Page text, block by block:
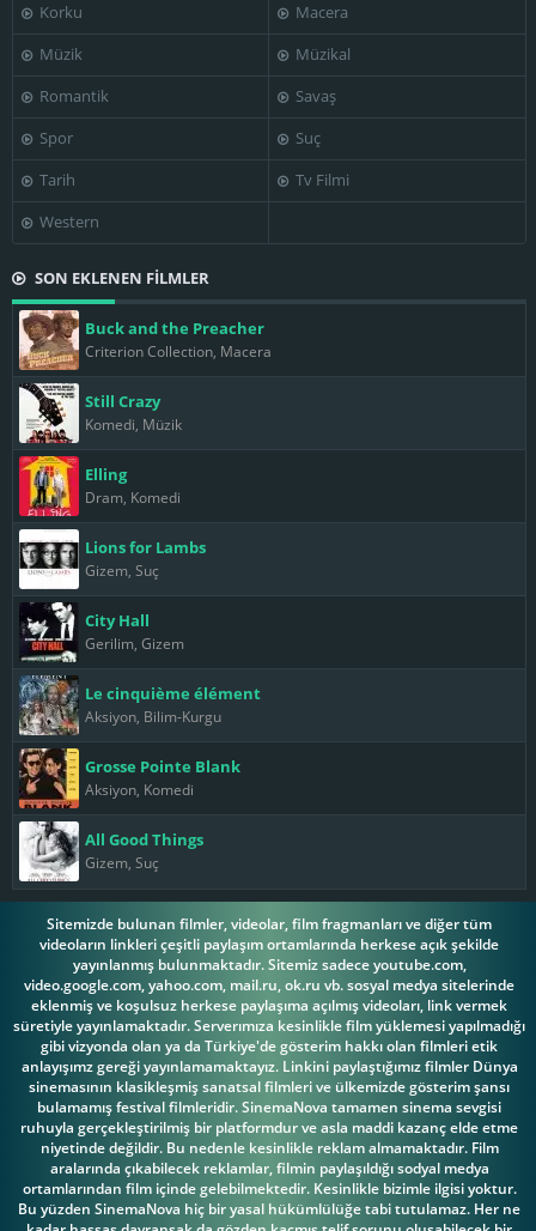
Korku
Macera
Müzik
Müzikal
Romantik
Savaş
Spor
Suç
Tarih
Tv Filmi
Western
SON EKLENEN FİLMLER
Buck and the Preacher
Criterion Collection, Macera
Still Crazy
Komedi, Müzik
Elling
Dram, Komedi
Lions for Lambs
Gizem, Suç
City Hall
Gerilim, Gizem
Le cinquième élément
Aksiyon, Bilim-Kurgu
Grosse Pointe Blank
Aksiyon, Komedi
All Good Things
Gizem, Suç
Sitemizde bulunan filmler, videolar, film fragmanları ve diğer tüm
videoların linkleri çeşitli paylaşım ortamlarında herkese açık şekilde
yayınlanmış bulunmaktadır. Sitemiz sadece youtube.com,
video.google.com, yahoo.com, mail.ru, ok.ru vb. sosyal medya sitelerinde
eklenmiş ve koşulsuz herkese paylaşıma açılmış videoları, link vermek
süretiyle yayınlamaktadır. Serverımıza kesinlikle film yüklemesi yapılmadığı
gibi vizyonda olan ya da Türkiye'de gösterim hakkı olan filmleri etik
anlayışımz gereği yayınlamamaktayız. Linkini paylaştığımız filmler Dünya
sinemasının klasikleşmiş sanatsal filmleri ve ülkemizde gösterim şansı
bulamamış festival filmleridir. SinemaNova tamamen sinema sevgisi
ruhuyla gerçekleştirilmiş bir platformdur ve asla maddi kazanç elde etme
niyetinde değildir. Bu nedenle kesinlikle reklam almamaktadır. Film
aralarında çıkabilecek reklamlar, filmin paylaşıldığı sodyal medya
ortamlarından film içinde gelebilmektedir. Kesinlikle bizimle ilgisi yoktur.
Bu yüzden SinemaNova hiç bir yasal hükümlülüğe tabi tutulamaz. Her ne